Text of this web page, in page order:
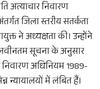
अत्याचार निवारण
जिला स्तरीय सतर्कता
ने अध्यक्षता की। उन्होंने
सूचना के अनुसार
अधिनियम 1989-
न्यायालयों में लंबित हैं।